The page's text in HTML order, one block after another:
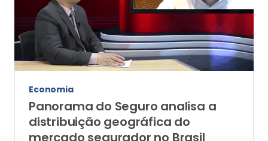
Economia
Panorama do Seguro analisa a
distribuição geográfica do
mercado segurador no Brasil